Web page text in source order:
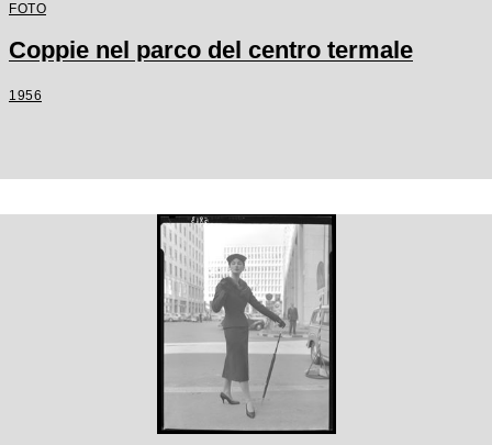
FOTO
Coppie nel parco del centro termale
1956